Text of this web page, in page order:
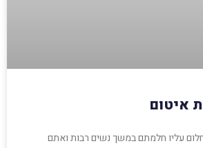
איטום
עליו חלמתם במשך נשים רבות ואתם